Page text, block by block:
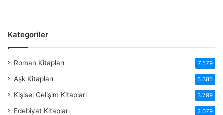
Kategoriler
Roman Kitapları 7.579
Aşk Kitapları 6.385
Kişisel Gelişim Kitapları 3.799
Edebiyat Kitapları 2.079